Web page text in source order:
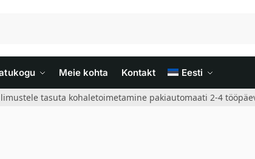
Meie kohta Kontakt Eesti
tasuta kohaletoimetamine pakiautomaati 2-4